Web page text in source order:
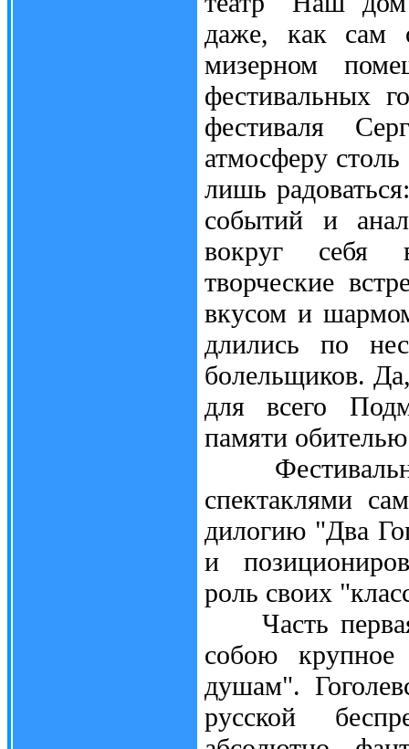
даже, как сам
мизерном
фестивальных
фестиваля
атмосферу
лишь
событий и
вокруг себя
творческие
вкусом и
длились по
болельщиков.
для всего
памяти
спектаклями
дилогию "Два
и
роль своих
Часть первая
собою
душам".
русской